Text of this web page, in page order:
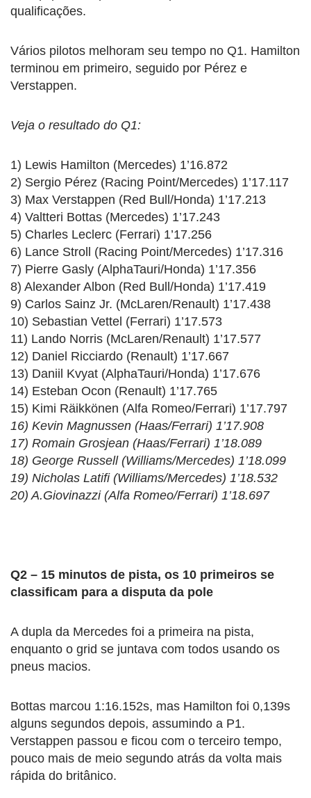
qualificações.
Vários pilotos melhoram seu tempo no Q1. Hamilton
terminou em primeiro, seguido por Pérez e
Verstappen.
Veja o resultado do Q1:
1) Lewis Hamilton (Mercedes) 1’16.872
2) Sergio Pérez (Racing Point/Mercedes) 1’17.117
3) Max Verstappen (Red Bull/Honda) 1’17.213
4) Valtteri Bottas (Mercedes) 1’17.243
5) Charles Leclerc (Ferrari) 1’17.256
6) Lance Stroll (Racing Point/Mercedes) 1’17.316
7) Pierre Gasly (AlphaTauri/Honda) 1’17.356
8) Alexander Albon (Red Bull/Honda) 1’17.419
9) Carlos Sainz Jr. (McLaren/Renault) 1’17.438
10) Sebastian Vettel (Ferrari) 1’17.573
11) Lando Norris (McLaren/Renault) 1’17.577
12) Daniel Ricciardo (Renault) 1’17.667
13) Daniil Kvyat (AlphaTauri/Honda) 1’17.676
14) Esteban Ocon (Renault) 1’17.765
15) Kimi Räikkönen (Alfa Romeo/Ferrari) 1’17.797
16) Kevin Magnussen (Haas/Ferrari) 1’17.908
17) Romain Grosjean (Haas/Ferrari) 1’18.089
18) George Russell (Williams/Mercedes) 1’18.099
19) Nicholas Latifi (Williams/Mercedes) 1’18.532
20) A.Giovinazzi (Alfa Romeo/Ferrari) 1’18.697
Q2 – 15 minutos de pista, os 10 primeiros se
classificam para a disputa da pole
A dupla da Mercedes foi a primeira na pista,
enquanto o grid se juntava com todos usando os
pneus macios.
Bottas marcou 1:16.152s, mas Hamilton foi 0,139s
alguns segundos depois, assumindo a P1.
Verstappen passou e ficou com o terceiro tempo,
pouco mais de meio segundo atrás da volta mais
rápida do britânico.